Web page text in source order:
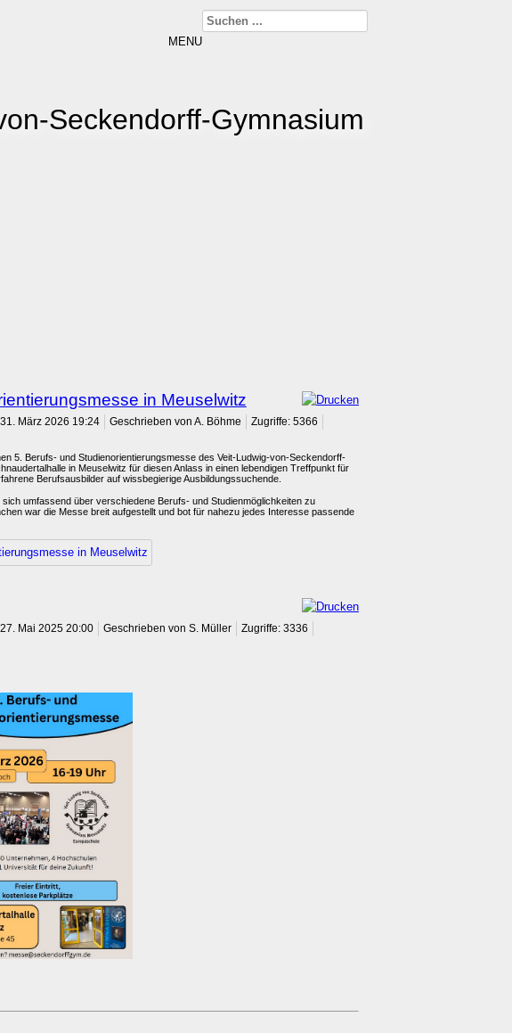
Seckendorff-Gymnasium
MENU
in Meuselwitz
März 2026 19:24 Geschrieben von A. Böhme Zugriffe: 5366
5. Berufs- und Studienorientierungsmesse des Veit-Ludwig-von-Seckendorff-
in Meuselwitz für diesen Anlass in einen lebendigen Treffpunkt für
Berufsausbilder auf wissbegierige Ausbildungssuchende.
umfassend über verschiedene Berufs- und Studienmöglichkeiten zu
war die Messe breit aufgestellt und bot für nahezu jedes Interesse passende
in Meuselwitz
Mai 2025 20:00 Geschrieben von S. Müller Zugriffe: 3336